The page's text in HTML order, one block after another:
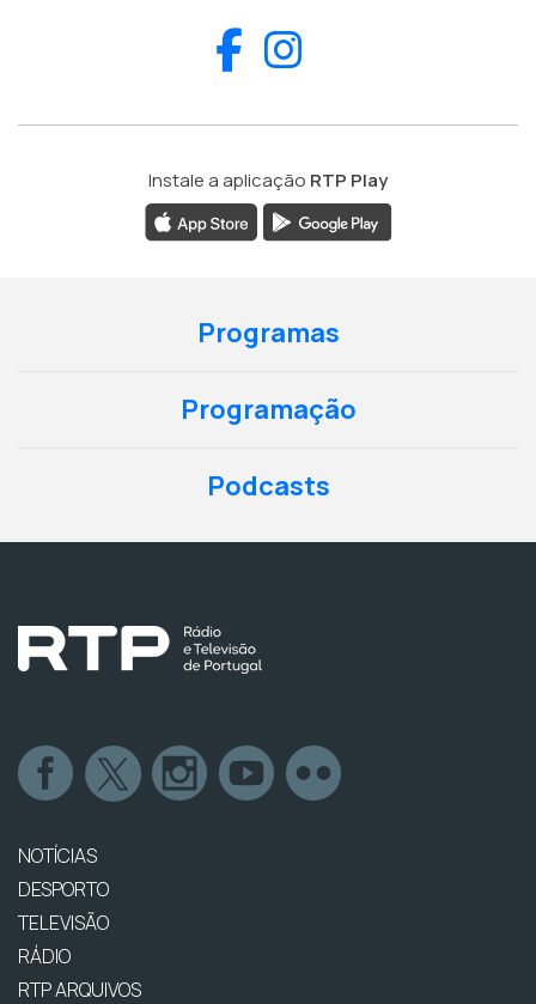
Facebook
Instale a aplicação RTP Play
Programas
Programação
Podcasts
NOTÍCIAS
DESPORTO
TELEVISÃO
RÁDIO
RTP ARQUIVOS